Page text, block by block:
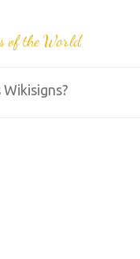
of the World